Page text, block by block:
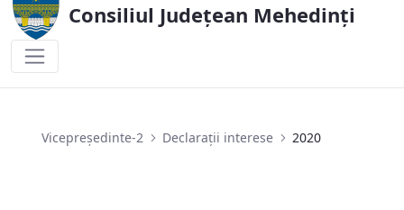
Consiliul Județean Mehedinți
Vicepreședinte-2 Declarații interese 2020